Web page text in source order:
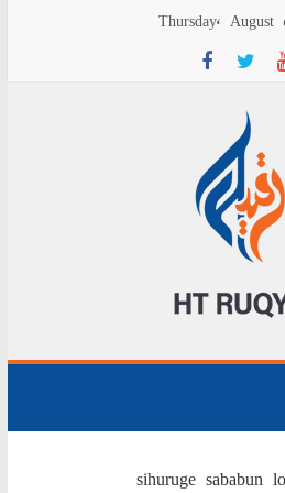
Thursday, August
sihuruge sababun